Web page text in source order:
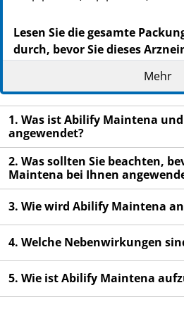
Lesen Sie die gesamte
durch, bevor Sie dieses
- Heben Sie die
möchten Sie diese später
- Wenn Sie weitere Fragen
Ihren Arzt oder das
- Wenn Sie Nebenwirkungen
sich an Ihren Arzt oder das
Fachpersonal. Dies gilt auch
nicht in dieser Packungsbeilage
Mehr
1. Was ist Abilify Maintena
angewendet?
2. Was sollten Sie beachten,
Maintena bei Ihnen
3. Wie wird Abilify Maintena
4. Welche Nebenwirkungen
5. Wie ist Abilify Maintena